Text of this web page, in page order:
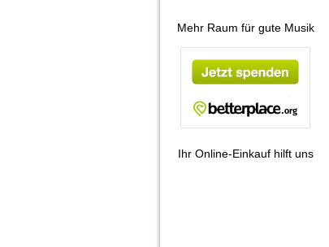
Mehr Raum für gute Musik
Ihr Online-Einkauf hilft uns